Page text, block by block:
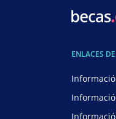
ENLACES